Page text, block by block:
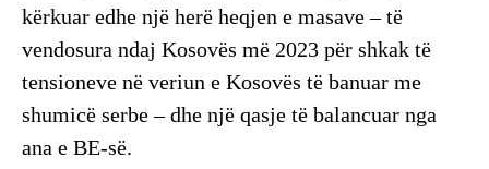
kërkuar edhe një herë heqjen e masave – të
vendosura ndaj Kosovës më 2023 për shkak të
tensioneve në veriun e Kosovës të banuar me
shumicë serbe – dhe një qasje të balancuar nga
ana e BE-së.